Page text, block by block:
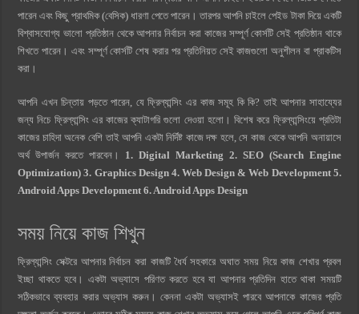
পারেন এবং কিছু প্রাথমিক (বেসিক) ধারণা পেতে পারেন। তারপর আপনি চাইলে পেইড টাকা দিয়ে একটি
বিশ্বাসযোগ্য ভালো প্রতিষ্ঠান থেকে আপনার নির্বাচন করা কাজের সম্পূর্ণ কোর্সটি সেই প্রতিষ্ঠান থাকে
শিখতে পারেন। এবং সম্পূর্ণ কোর্সটি শেষ করার পর প্রতিনিয়ত সেই কাজগুলো অনুশীলন বা প্রাকটিস
করা।
আপনি এখন চিন্তায় পড়তে পারেন, যে ফ্রিল্যান্সিং এর কাজ সমূহ কি কি? তাই আপনার সাহায্যের
জন্য নিচে ফ্রিল্যান্সিং এর কাজের ক্যাটাগরি গুলো দেওয়া হলো। বিশেষ করে ফ্রিল্যান্সিংয়ে প্রতিটা
কাজের চাহিদা অনেক বেশি তাই আপনি একটা নির্দিষ্ট কাজে দক্ষ হলে, সে কাজ থেকে আপনি অনায়াসে
অর্থ উপার্জন করতে পারবেন। 1. Digital Marketing 2. SEO (Search Engine
Optimization) 3. Graphics Design 4. Web Design & Web Development 5.
Android Apps Development 6. Android Apps Design
সময় নিয়ে কাজ শিখুন
ফ্রিল্যান্সিং সেক্টরে আপনার নির্বাচন করা কাজটি ধৈর্য সহকারে অঘাত সময় নিয়ে কাজ শেখার প্রবল
ইচ্ছা থাকতে হবে। একটা অভ্যাসে পরিণত করতে হবে যা আপনার প্রতিদিন হাতে থাকা সময়টি
সঠিকভাবে ব্যবহার করার অভ্যাস করুন। কেননা একটা অভ্যাসই পারবে আপনাকে কাজের প্রতি